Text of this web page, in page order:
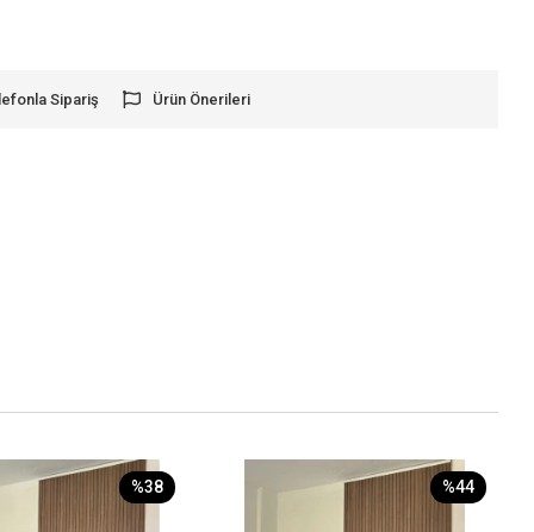
Sipariş Ürün Önerileri
%38 %44